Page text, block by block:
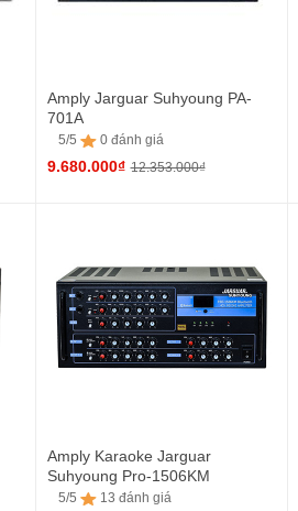
Amply Jarguar Suhyoung PA-
701A
5/5 0 đánh giá
9.680.000₫ 12.353.000₫
Amply Karaoke Jarguar
Suhyoung Pro-1506KM
Bluetooth (4CHx150W)
5/5 13 đánh giá